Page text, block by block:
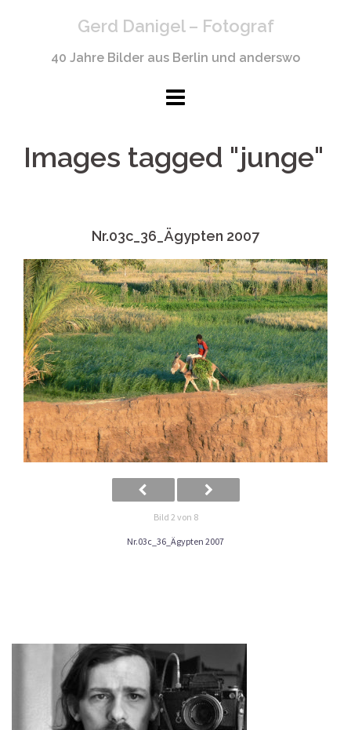
Gerd Danigel – Fotograf
40 Jahre Bilder aus Berlin und anderswo
Images tagged "junge"
Nr.03c_36_Ägypten 2007
Bild 2 von 8
Nr.03c_36_Ägypten 2007